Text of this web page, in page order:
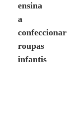
ensina
a
confeccionar
roupas
infantis